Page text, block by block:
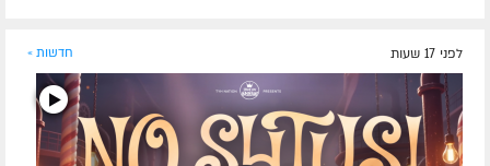
לפני 17 שעות חדשות »